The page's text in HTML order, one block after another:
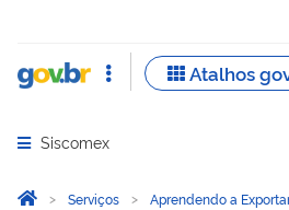
Abrir menu principal de
Siscomex
Você está aqui:
Página Inicial
Serviços Aprendendo a